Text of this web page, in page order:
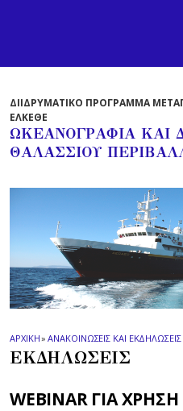
ΔΙΙΔΡΥΜΑΤΙΚΟ ΠΡΟΓΡΑΜΜΑ
ΕΛΚΕΘΕ
ΩΚΕΑΝΟΓΡΑΦΙΑ ΚΑΙ
ΘΑΛΑΣΣΙΟΥ
ΑΡΧΙΚΗ» ΑΝΑΚΟΙΝΩΣΕΙΣ ΚΑΙ ΕΚΔΗΛΩΣΕΙΣ
ΕΚΔΗΛΩΣΕΙΣ
WEBINAR ΓΙΑ